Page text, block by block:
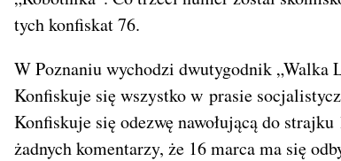
tych konfiskat 76.
W Poznaniu wychodzi dwutygodnik „Walka
Konfiskuje się wszystko w prasie
Konfiskuje się odezwę nawołującą do
żadnych komentarzy, że 16 marca ma się